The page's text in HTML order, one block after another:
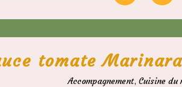
tomate
Accompagnement, Cuisine du